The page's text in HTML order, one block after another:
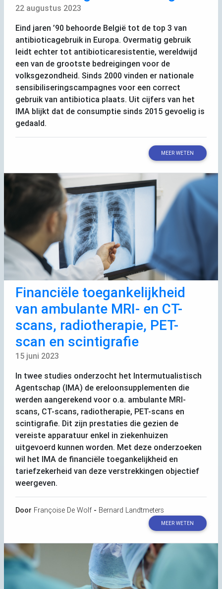
22 augustus 2023
Eind jaren ’90 behoorde België tot de top 3 van
antibioticagebruik in Europa. Overmatig gebruik
leidt echter tot antibioticaresistentie, wereldwijd
een van de grootste bedreigingen voor de
volksgezondheid. Sinds 2000 vinden er nationale
sensibiliseringscampagnes voor een correct
gebruik van antibiotica plaats. Uit cijfers van het
IMA blijkt dat de consumptie sinds 2015 gevoelig is
gedaald.
MEER WETEN
Financiële toegankelijkheid
van ambulante MRI- en CT-
scans, radiotherapie, PET-
scan en scintigrafie
15 juni 2023
In twee studies onderzocht het Intermutualistisch
Agentschap (IMA) de ereloonsupplementen die
werden aangerekend voor o.a. ambulante MRI-
scans, CT-scans, radiotherapie, PET-scans en
scintigrafie. Dit zijn prestaties die gezien de
vereiste apparatuur enkel in ziekenhuizen
uitgevoerd kunnen worden. Met deze onderzoeken
wil het IMA de financiële toegankelijkheid en
tariefzekerheid van deze verstrekkingen objectief
weergeven.
Door Françoise De Wolf- Bernard Landtmeters
MEER WETEN